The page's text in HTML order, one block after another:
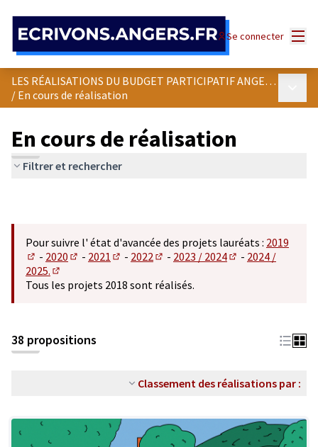
Se connecter
LES RÉALISATIONS DU BUDGET PARTICIPATIF ANGEVIN
/ En cours de réalisation
En cours de réalisation
Filtrer et rechercher
Pour suivre l' état d'avancée des projets lauréats : 2019
(S'ouvre dans un nouvel onglet)
- 2020
(S'ouvre dans un nouvel onglet)
- 2021
(S'ouvre dans un nouvel onglet)
- 2022
(S'ouvre dans un nouvel onglet)
- 2023 / 2024
(S'ouvre dans un
- 2024 /
2025.
(S'ouvre dans un nouvel onglet)
Tous les projets 2018 sont réalisés.
38 propositions
Classement des réalisations par :